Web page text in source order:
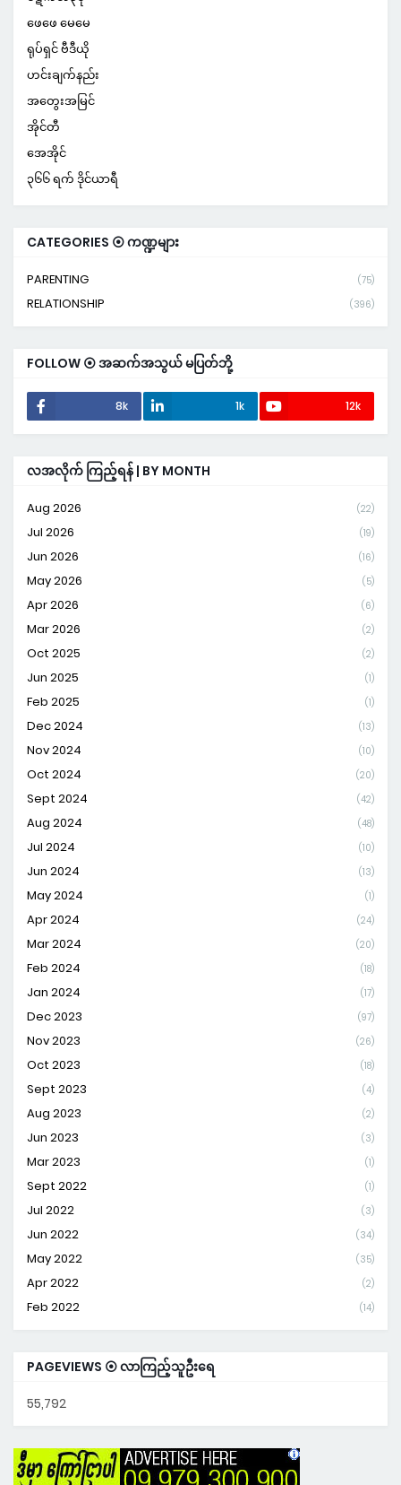
ဖေဖေ မေမေ
ရုပ်ရှင် ဗီဒီယို
ဟင်းချက်နည်း
အတွေးအမြင်
အိုင်တီ
အေအိုင်
၃၆၆ ရက် ဒိုင်ယာရီ
CATEGORIES ⦿ ကဏ္ဍများ
PARENTING (75)
RELATIONSHIP (396)
FOLLOW ⦿ အဆက်အသွယ် မပြတ်ဘို့
8k 1k 12k
လအလိုက် ကြည့်ရန် | BY MONTH
Aug 2026 (22)
Jul 2026 (19)
Jun 2026 (16)
May 2026 (5)
Apr 2026 (6)
Mar 2026 (2)
Oct 2025 (2)
Jun 2025 (1)
Feb 2025 (1)
Dec 2024 (13)
Nov 2024 (10)
Oct 2024 (20)
Sept 2024 (42)
Aug 2024 (48)
Jul 2024 (10)
Jun 2024 (13)
May 2024 (1)
Apr 2024 (24)
Mar 2024 (20)
Feb 2024 (18)
Jan 2024 (17)
Dec 2023 (97)
Nov 2023 (26)
Oct 2023 (18)
Sept 2023 (4)
Aug 2023 (2)
Jun 2023 (3)
Mar 2023 (1)
Sept 2022 (1)
Jul 2022 (3)
Jun 2022 (34)
May 2022 (35)
Apr 2022 (2)
Feb 2022 (14)
PAGEVIEWS ⦿ လာကြည့်သူဦးရေ
55,792